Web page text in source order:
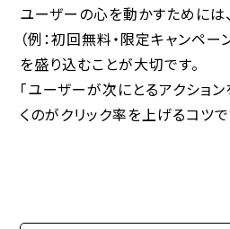
ユーザーの心を動かすためには
（例：初回無料・限定キャンペー
を盛り込むことが大切です。
「ユーザーが次にとるアクショ
くのがクリック率を上げるコツで